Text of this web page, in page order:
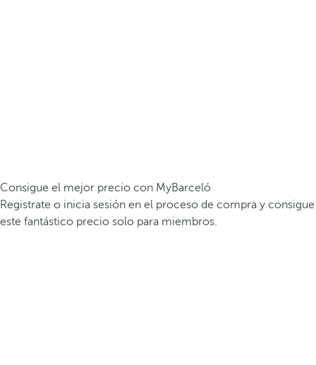
Consigue el mejor precio con MyBarceló
Registrate o inicia sesión en el proceso de compra y consigue
este fantástico precio solo para miembros.